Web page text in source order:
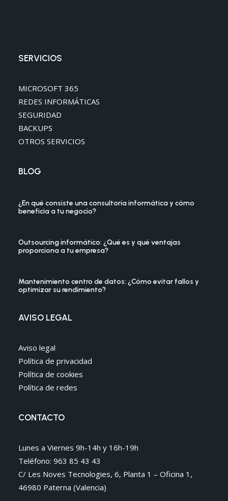
SERVICIOS
MICROSOFT 365
REDES INFORMÁTICAS
SEGURIDAD
BACKUPS
OTROS SERVICIOS
BLOG
¿En qué consiste una consultoría informática y cómo
beneficia a tu negocio?
Outsourcing informático: ¿Qué es y qué ventajas
proporciona a tu empresa?
Mantenimiento centro de datos: ¿Cómo evitar fallos y
optimizar su rendimiento?
AVISO LEGAL
Aviso legal
Política de privacidad
Política de cookies
Política de redes
CONTACTO
Lunes a Viernes 9h-14h y 16h-19h
Teléfono: 963 85 43 43
C/ Les Noves Tecnologies, 6, Planta 1 – Oficina 1,
46980 Paterna (Valencia)